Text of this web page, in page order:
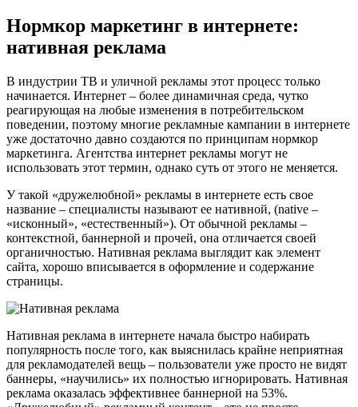
Нормкор маркетинг в интернете:
нативная реклама
В индустрии ТВ и уличной рекламы этот процесс только
начинается. Интернет – более динамичная среда, чутко
реагирующая на любые изменения в потребительском
поведении, поэтому многие рекламные кампании в интернете
уже достаточно давно создаются по принципам нормкор
маркетинга. Агентства интернет рекламы могут не
использовать этот термин, однако суть от этого не меняется.
У такой «дружелюбной» рекламы в интернете есть свое
название – специалисты называют ее нативной, (native –
«исконный», «естественный»). От обычной рекламы –
контекстной, баннерной и прочей, она отличается своей
органичностью. Нативная реклама выглядит как элемент
сайта, хорошо вписывается в оформление и содержание
страницы.
Нативная реклама в интернете начала быстро набирать
популярность после того, как выяснилась крайне неприятная
для рекламодателей вещь – пользователи уже просто не видят
баннеры, «научились» их полностью игнорировать. Нативная
реклама оказалась эффективнее баннерной на 53%.